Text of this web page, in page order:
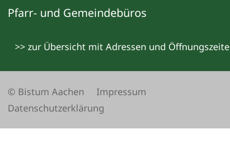
Pfarr- und Gemeindebüros
>> zur Übersicht mit Adressen und
© Bistum Aachen
Impressum
Datenschutzerklärung